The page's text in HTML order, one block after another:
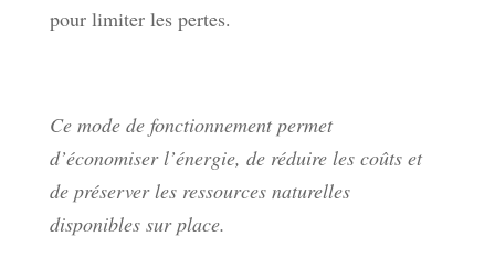
pour limiter les pertes.
Ce mode de fonctionnement permet
d’économiser l’énergie, de réduire les coûts et
de préserver les ressources naturelles
disponibles sur place.